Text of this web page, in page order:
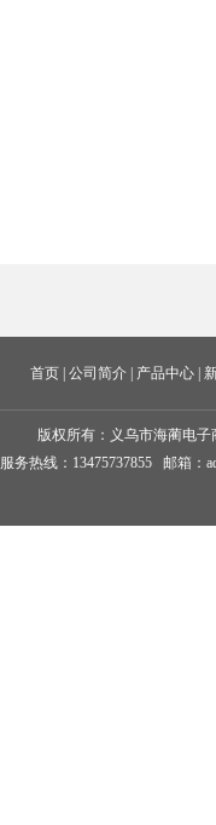
首页 | 公司简介 | 产品中心 |
版权所有： 义乌市海蔺电子
服务热线：13475737855 邮箱：